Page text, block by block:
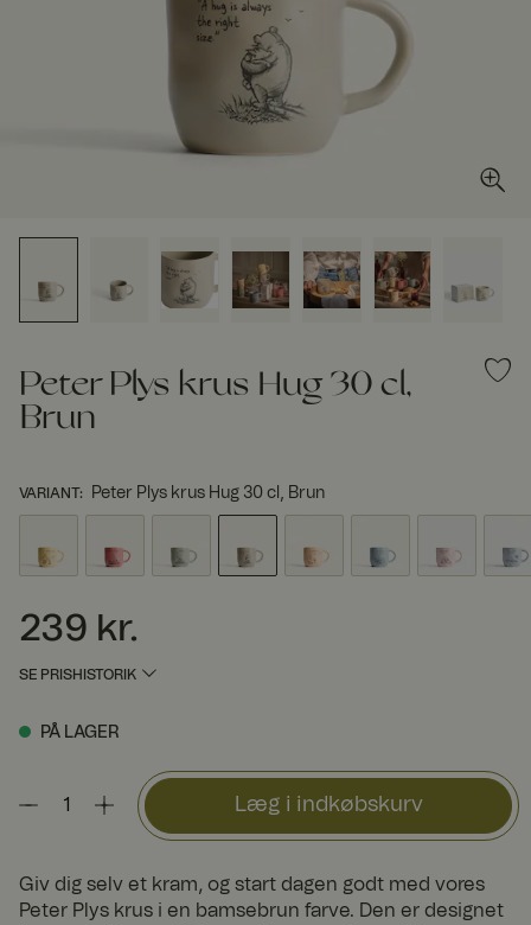
Peter Plys krus Hug 30 cl,
Brun
VARIANT: Peter Plys krus Hug 30 cl, Brun
Pris: 239 kr.
239 kr.
SE PRISHISTORIK
PÅ LAGER
Læg i indkøbskurv
Giv dig selv et kram, og start dagen godt med vores
Peter Plys krus i en bamsebrun farve. Den er designet